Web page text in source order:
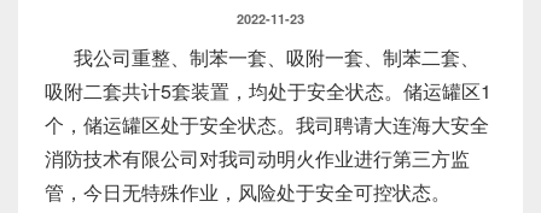
2022-11-23
我公司重整、制苯一套、吸附一套、制苯二套、
吸附二套共计5套装置，均处于安全状态。储运罐区1
个，储运罐区处于安全状态。我司聘请大连海大安全
消防技术有限公司对我司动明火作业进行第三方监
管，今日无特殊作业，风险处于安全可控状态。